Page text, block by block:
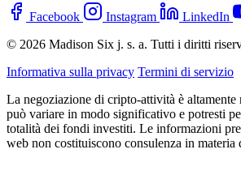
Facebook Instagram LinkedIn
© 2026 Madison Six j. s. a. Tutti i diritti
Informativa sulla privacy Termini di servizio
La negoziazione di cripto-attività è
può variare in modo significativo e potresti
totalità dei fondi investiti. Le informazioni
web non costituiscono consulenza in materia